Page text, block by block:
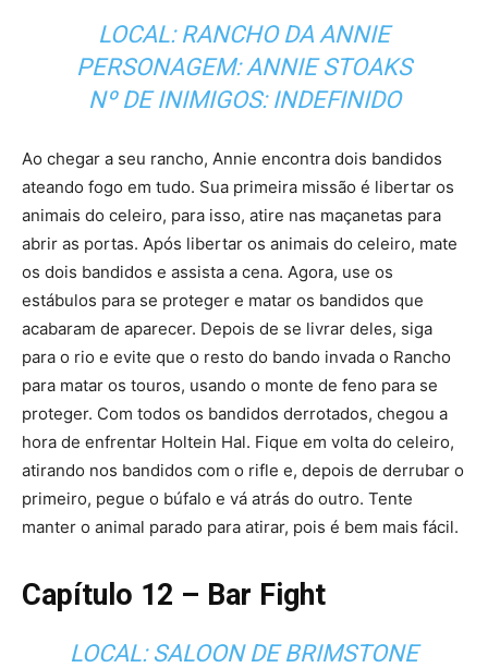
LOCAL: RANCHO DA ANNIE
PERSONAGEM: ANNIE STOAKS
Nº DE INIMIGOS: INDEFINIDO
Ao chegar a seu rancho, Annie encontra dois bandidos
ateando fogo em tudo. Sua primeira missão é libertar os
animais do celeiro, para isso, atire nas maçanetas para
abrir as portas. Após libertar os animais do celeiro, mate
os dois bandidos e assista a cena. Agora, use os
estábulos para se proteger e matar os bandidos que
acabaram de aparecer. Depois de se livrar deles, siga
para o rio e evite que o resto do bando invada o Rancho
para matar os touros, usando o monte de feno para se
proteger. Com todos os bandidos derrotados, chegou a
hora de enfrentar Holtein Hal. Fique em volta do celeiro,
atirando nos bandidos com o rifle e, depois de derrubar o
primeiro, pegue o búfalo e vá atrás do outro. Tente
manter o animal parado para atirar, pois é bem mais fácil.
Capítulo 12 – Bar Fight
LOCAL: SALOON DE BRIMSTONE